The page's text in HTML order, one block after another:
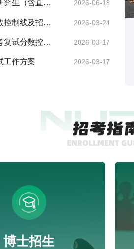
究生（含直博 2026-06-18
控制线及招生 2026-03-24
复试分数控制 2026-03-17
工作方案 2026-03-17
博士招生